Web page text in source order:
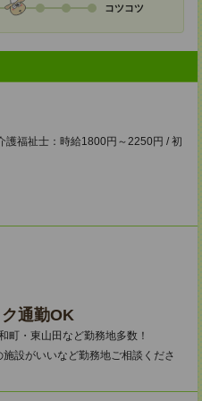
コツコツ
福祉士：時給1800円～2250円 / 初
通勤OK
町・東山田など勤務地多数！
設がいいなど勤務地ご相談くださ